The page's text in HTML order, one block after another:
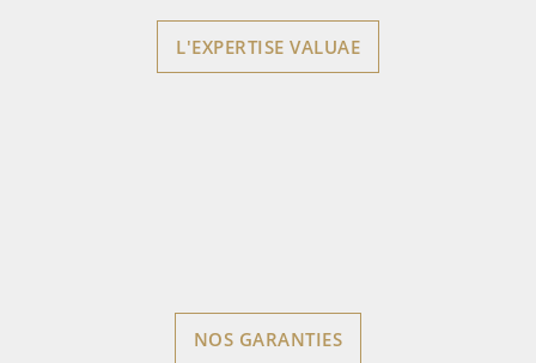
L'EXPERTISE VALUAE
NOS GARANTIES